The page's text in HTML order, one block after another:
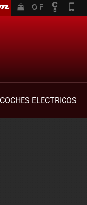
COCHES ELÉCTRICOS